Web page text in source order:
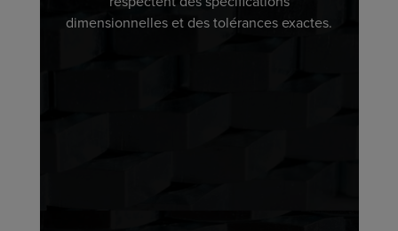
dimensionnelles et des tolérances exactes.